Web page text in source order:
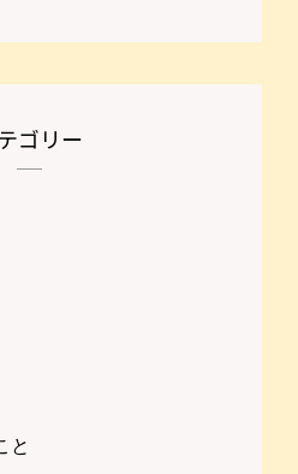
ゴリー
と